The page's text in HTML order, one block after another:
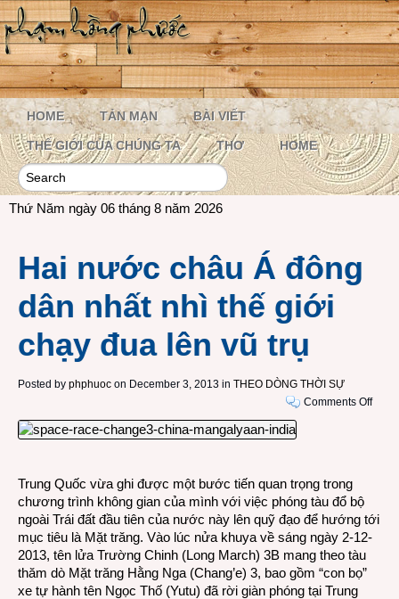
HOME TẢN MẠN BÀI VIẾT
THẾ GIỚI CỦA CHÚNG TA THƠ HOME
Thứ Năm ngày 06 tháng 8 năm 2026
Hai nước châu Á đông
dân nhất nhì thế giới
chạy đua lên vũ trụ
Posted by phphuoc on December 3, 2013 in THEO DÒNG THỜI SỰ
Comments Offon
nhất
Trung Quốc vừa ghi được một bước tiến quan trọng trong
chương trình không gian của mình với việc phóng tàu đổ bộ
ngoài Trái đất đầu tiên của nước này lên quỹ đạo để hướng tới
mục tiêu là Mặt trăng. Vào lúc nửa khuya về sáng ngày 2-12-
2013, tên lửa Trường Chinh (Long March) 3B mang theo tàu
thăm dò Mặt trăng Hằng Nga (Chang’e) 3, bao gồm “con bọ”
xe tự hành tên Ngọc Thố (Yutu) đã rời giàn phóng tại Trung